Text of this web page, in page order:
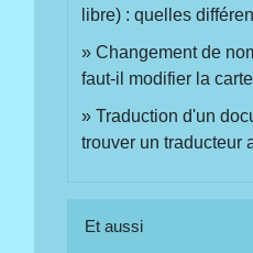
libre) : quelles
Changement de
faut-il modifier la
Traduction d'un
trouver un traducteur
Et aussi